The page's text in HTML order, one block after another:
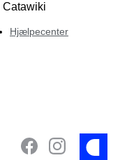
Catawiki
Hjælpecenter